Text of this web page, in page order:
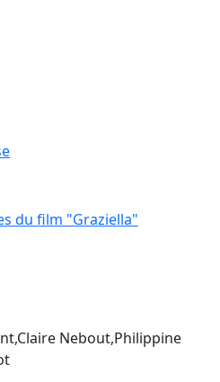
du film "Graziella"
Nebout,Philippine